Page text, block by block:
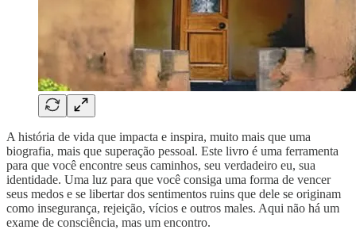
A história de vida que impacta e inspira, muito mais que uma
biografia, mais que superação pessoal. Este livro é uma ferramenta
para que você encontre seus caminhos, seu verdadeiro eu, sua
identidade. Uma luz para que você consiga uma forma de vencer
seus medos e se libertar dos sentimentos ruins que dele se originam
como insegurança, rejeição, vícios e outros males. Aqui não há um
exame de consciência, mas um encontro.